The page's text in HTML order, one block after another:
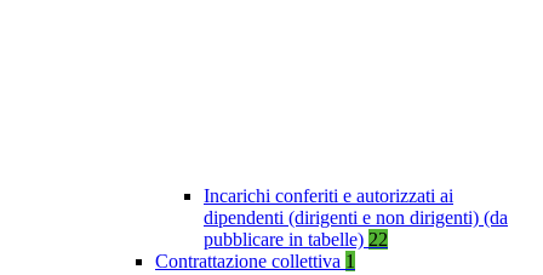
Incarichi conferiti e autorizzati ai
dipendenti (dirigenti e non dirigenti) (da
pubblicare in tabelle) 22
Contrattazione collettiva 1